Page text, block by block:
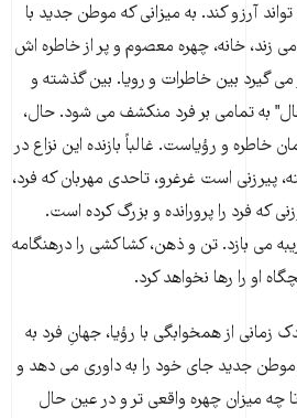
آرزو کند. به میزانى که موطن جدید با
زند، خانه، چهره معصوم و پر از خاطره اش
مى گیرد بین خاطرات و رویا. بین گذشته و
به تمامى بر فرد منکشف مى شود. حال،
خاطره و رؤیاست. غالباً بازنده این نزاع در
پیرزنى است غرغرو، تاحدى مهربان که فرد،
که فرد را پرورانده و بزرگ کرده است.
مى بازد. تن و ذهن، کشاکشى را درهنگامه
او را رها نخواهد کرد.
از همخوابگى با رؤیا، جهانِ فرد به
جدید جاى خود را به داورى مى دهد و
چه میزان چهره واقعى تر و در عین حال